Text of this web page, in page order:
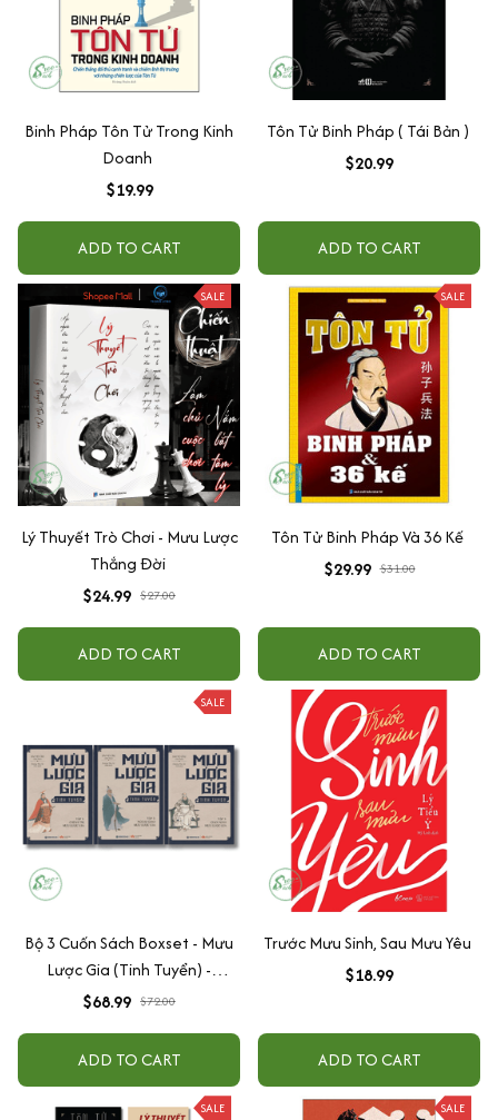
Binh Pháp Tôn Tử Trong Kinh
Doanh
$19.99
ADD TO CART
Tôn Tử Binh Pháp ( Tái Bản )
$20.99
ADD TO CART
SALE
Lý Thuyết Trò Chơi - Mưu Lược
Thắng Đời
$24.99 $27.00
ADD TO CART
SALE
Tôn Tử Binh Pháp Và 36 Kế
$29.99 $31.00
ADD TO CART
SALE
Bộ 3 Cuốn Sách Boxset - Mưu
Lược Gia (Tinh Tuyển) -
SBOOKS
$68.99 $72.00
ADD TO CART
Trước Mưu Sinh, Sau Mưu Yêu
$18.99
ADD TO CART
SALE SALE